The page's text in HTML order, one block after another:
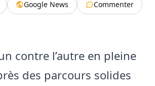
Google News
Commenter
contre l’autre en pleine
des parcours solides